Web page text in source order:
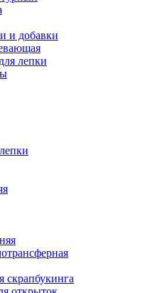
и добавки
лепки
скрапбукинга